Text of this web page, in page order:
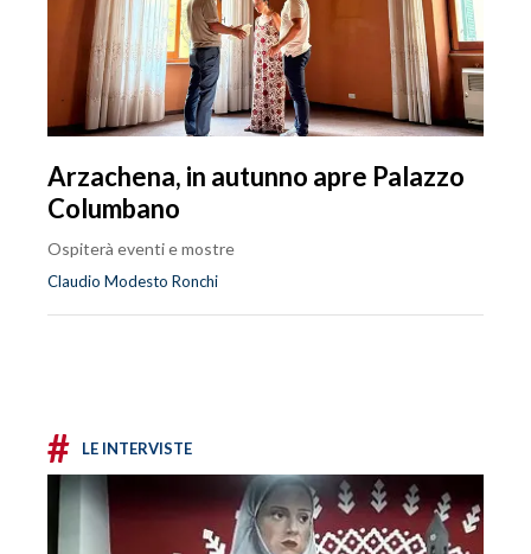
Arzachena, in autunno apre Palazzo
Columbano
Ospiterà eventi e mostre
Claudio Modesto Ronchi
# LE INTERVISTE